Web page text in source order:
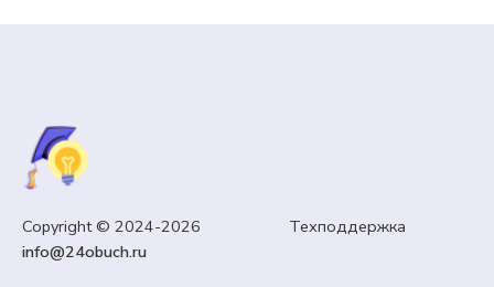
Copyright © 2024-2026 Техподдержка
info@24obuch.ru